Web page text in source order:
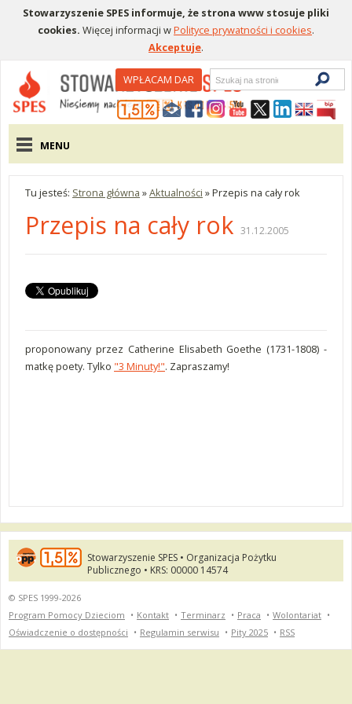
Stowarzyszenie SPES informuje, że strona www stosuje pliki
cookies. Więcej informacji wPolityce prywatności i cookies.
Akceptuje.
Menu pomocniczeWPŁACAM DAR
Wyszukiwarka
Menu główne
MENU
Tu jesteś: Strona główna »Aktualności »Przepis na cały rok
Przepis na cały rok 31.12.2005
proponowany przez Catherine Elisabeth Goethe (1731-1808) -
matkę poety. Tylko "3 Minuty!". Zapraszamy!
Stowarzyszenie SPES • Organizacja Pożytku
Publicznego • KRS: 00000 14574
© SPES 1999-2026
Program Pomocy Dzieciom • Kontakt • Terminarz • Praca • Wolontariat •
Oświadczenie o dostępności • Regulamin serwisu • Pity 2025 • RSS